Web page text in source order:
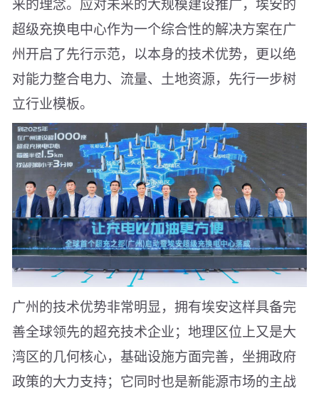
超级充换电中心作为一个综合性的解决方案在广
州开启了先行示范，以本身的技术优势，更以绝
对能力整合电力、流量、土地资源，先行一步树
立行业模板。
广州的技术优势非常明显，拥有埃安这样具备完
善全球领先的超充技术企业；地理区位上又是大
湾区的几何核心，基础设施方面完善，坐拥政府
政策的大力支持；它同时也是新能源市场的主战